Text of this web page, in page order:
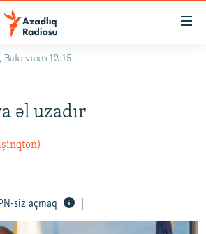
vaxtı 12:15
əl uzadır
siz açmaq